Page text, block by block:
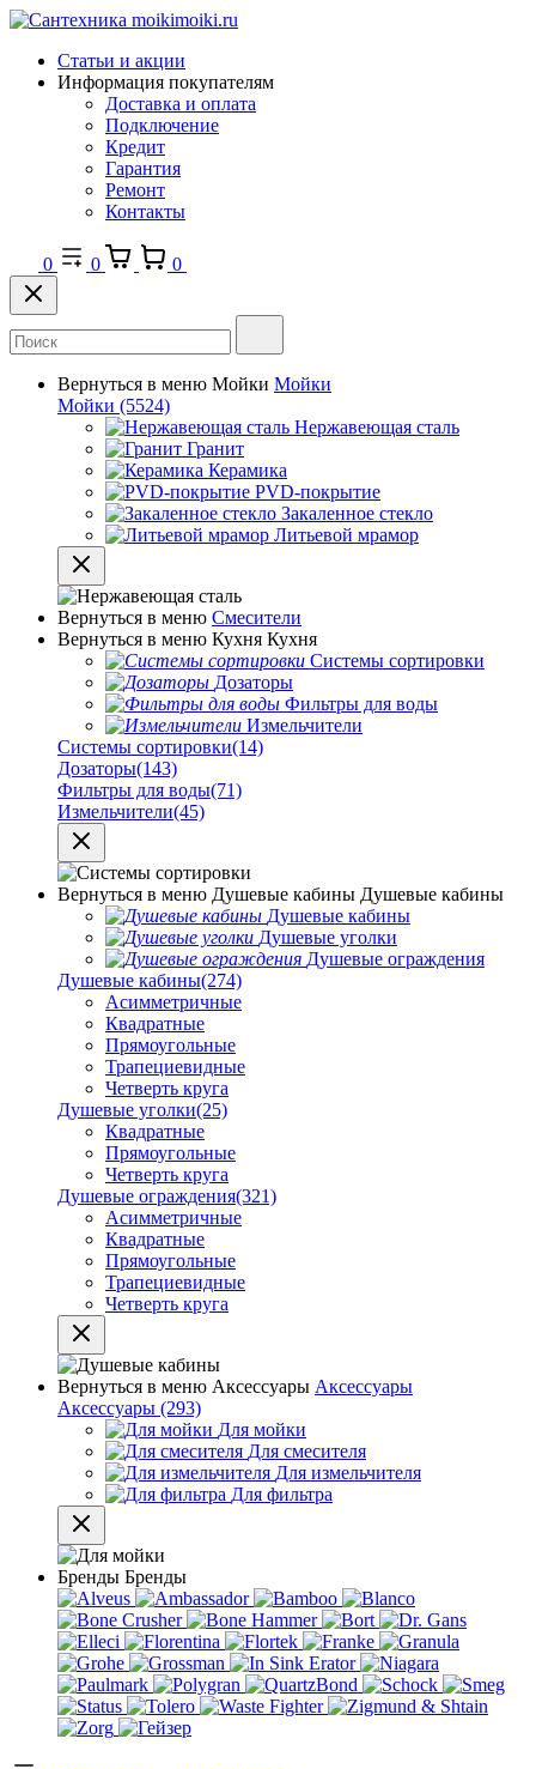
Статьи и акции
Информация покупателям
Доставка и оплата
Подключение
Кредит
Гарантия
Ремонт
Контакты
0 0 0
Вернуться в меню Мойки Мойки
Мойки (5524)
Нержавеющая сталь
Гранит
Керамика
PVD-покрытие
Закаленное стекло
Литьевой мрамор
Вернуться в меню Смесители
Вернуться в меню Кухня Кухня
Системы сортировки
Дозаторы
Фильтры для воды
Измельчители
Системы сортировки(14)
Дозаторы(143)
Фильтры для воды(71)
Измельчители(45)
Вернуться в меню Душевые кабины Душевые кабины
Душевые кабины
Душевые уголки
Душевые ограждения
Душевые кабины(274)
Асимметричные
Квадратные
Прямоугольные
Трапециевидные
Четверть круга
Душевые уголки(25)
Квадратные
Прямоугольные
Четверть круга
Душевые ограждения(321)
Асимметричные
Квадратные
Прямоугольные
Трапециевидные
Четверть круга
Вернуться в меню Аксессуары Аксессуары
Аксессуары (293)
Для мойки
Для смесителя
Для измельчителя
Для фильтра
Бренды Бренды